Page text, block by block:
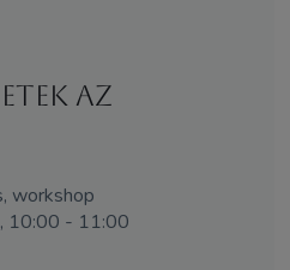
az
workshop
10:00 - 11:00